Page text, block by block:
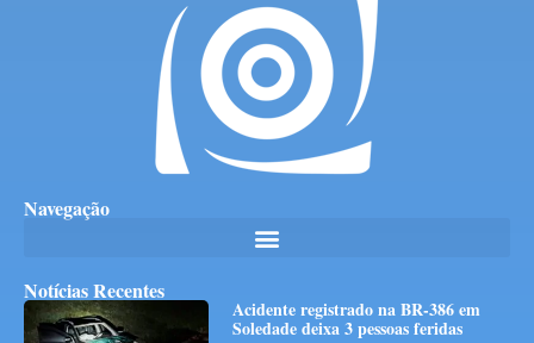
Navegação
Notícias Recentes
Acidente registrado na BR-386 em
Soledade deixa 3 pessoas feridas